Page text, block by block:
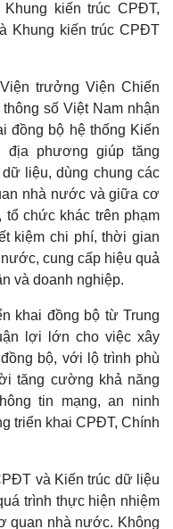
kiến trúc CPĐT,
Khung kiến trúc CPĐT
trưởng Viện Chiến
số Việt Nam nhận
đồng bộ hệ thống Kiến
phương giúp tăng
liệu, dùng chung các
nhà nước và giữa cơ
chức khác trên phạm
kiệm chi phí, thời gian
cung cấp hiệu quả
và doanh nghiệp.
khai đồng bộ từ Trung
lợi lớn cho việc xây
bộ, với lộ trình phù
tăng cường khả năng
tin mạng, an ninh
triển khai CPĐT, Chính
và Kiến trúc dữ liệu
trình thực hiện nhiệm
quan nhà nước. Không